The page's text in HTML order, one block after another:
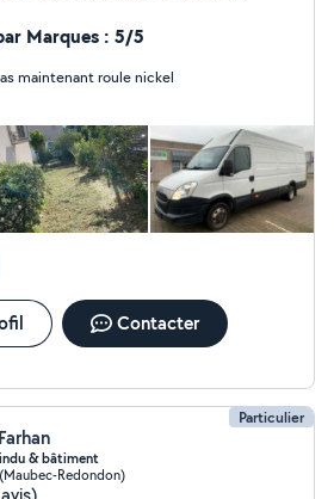
Marques : 5/5
maintenant roule nickel
Contacter
Particulier
& bâtiment
Redondon)